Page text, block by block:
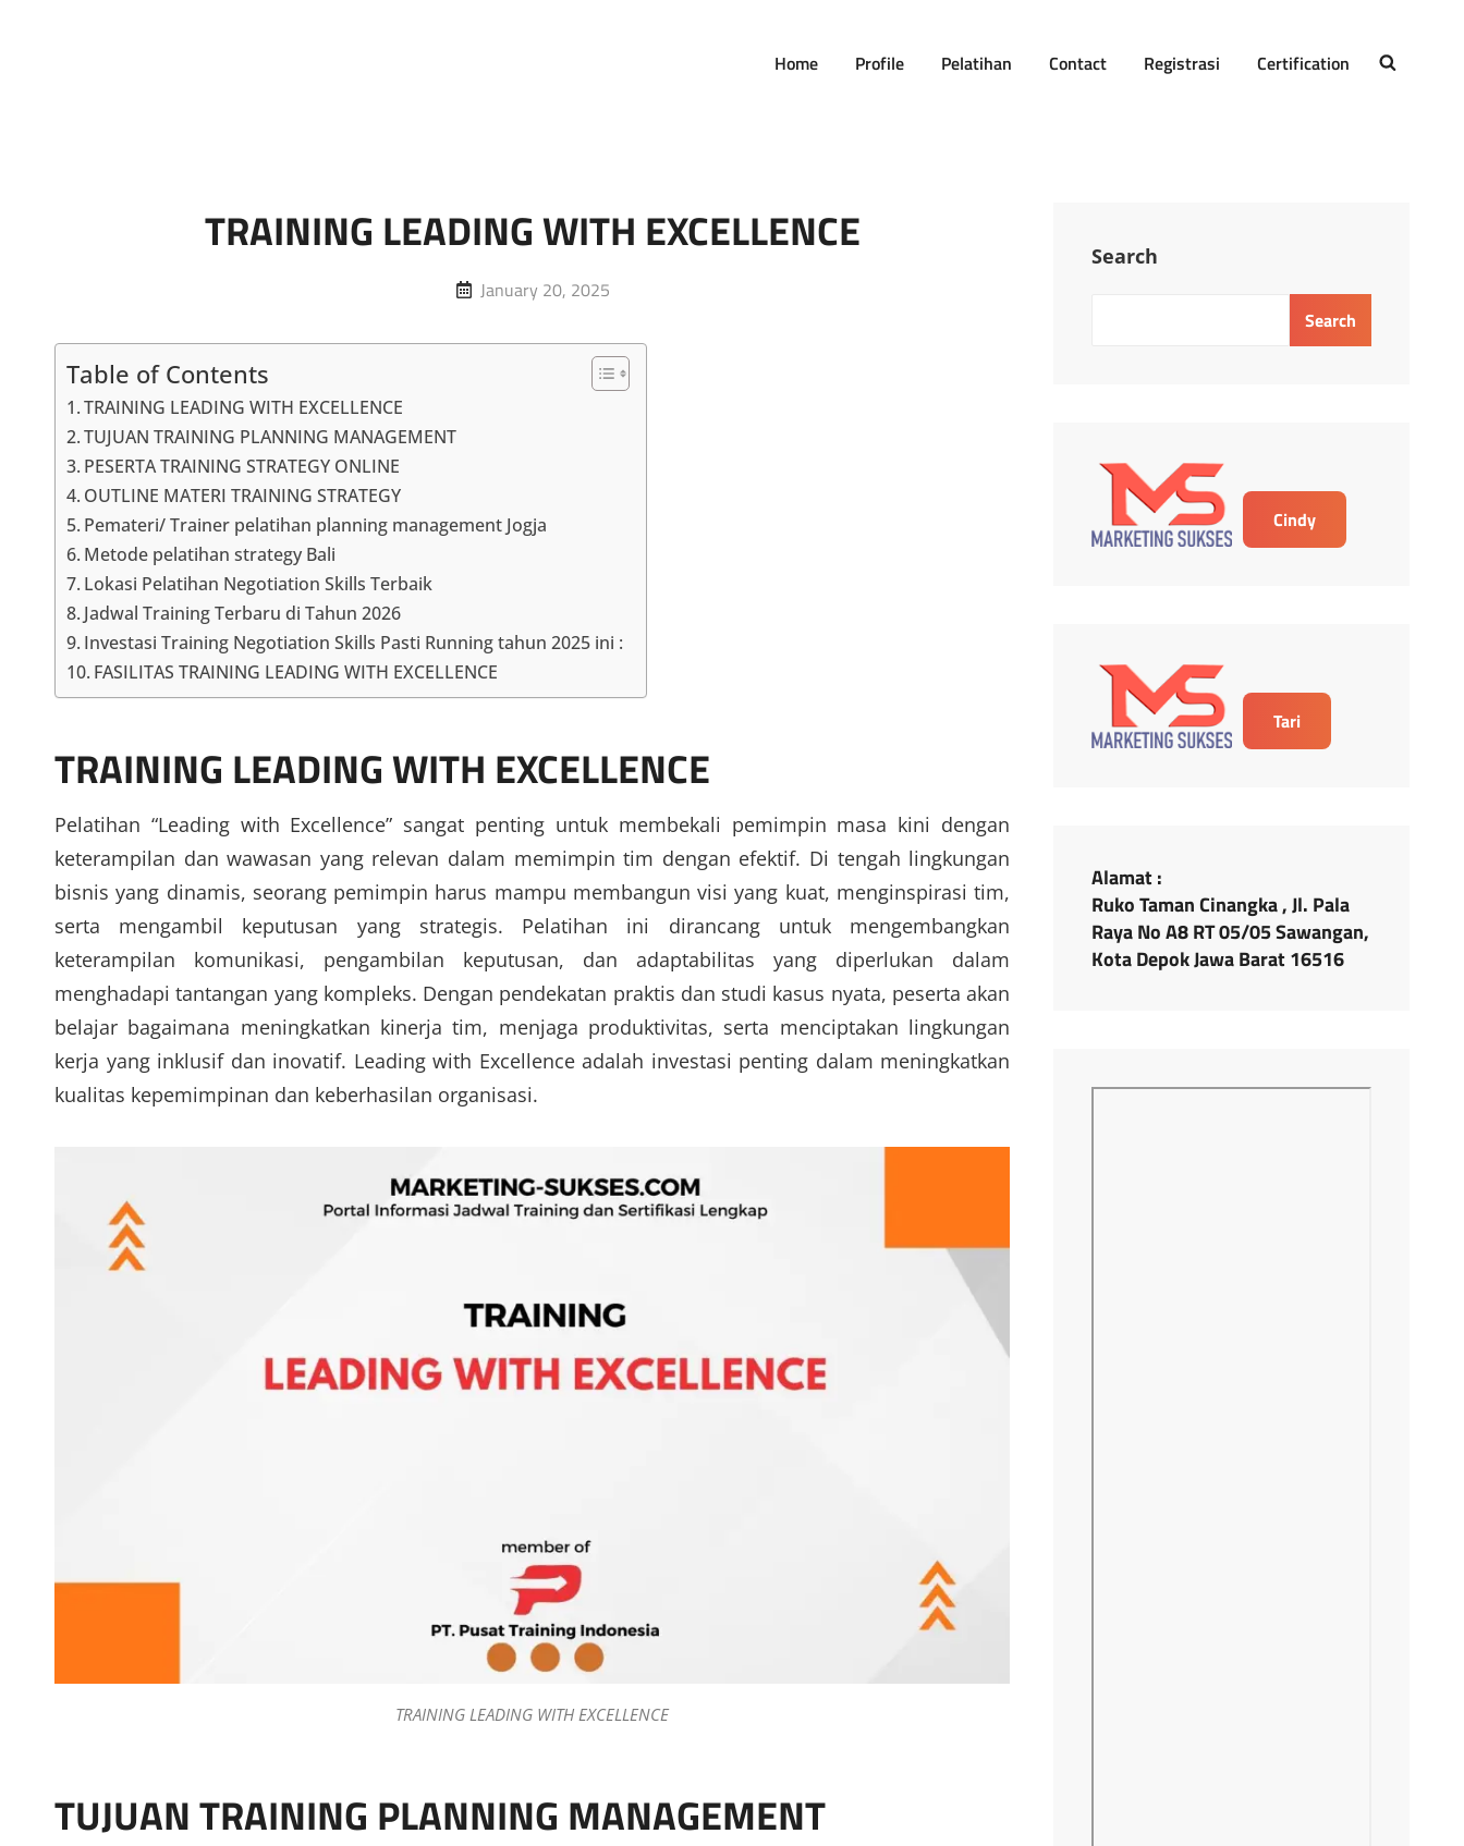
Home Profile Pelatihan Contact Registrasi Certification
TRAINING LEADING WITH EXCELLENCE
Posted
January 20, 2025
Table of Contents
TRAINING LEADING WITH EXCELLENCE
TUJUAN TRAINING PLANNING MANAGEMENT
PESERTA TRAINING STRATEGY ONLINE
OUTLINE MATERI TRAINING STRATEGY
Pemateri/ Trainer pelatihan planning management Jogja
Metode pelatihan strategy Bali
Lokasi Pelatihan Negotiation Skills Terbaik
Jadwal Training Terbaru di Tahun 2026
Investasi Training Negotiation Skills Pasti Running tahun 2025 ini :
FASILITAS TRAINING LEADING WITH EXCELLENCE
TRAINING LEADING WITH EXCELLENCE
Pelatihan “Leading with Excellence” sangat penting untuk membekali pemimpin masa kini dengan
keterampilan dan wawasan yang relevan dalam memimpin tim dengan efektif. Di tengah lingkungan
bisnis yang dinamis, seorang pemimpin harus mampu membangun visi yang kuat, menginspirasi tim,
serta mengambil keputusan yang strategis. Pelatihan ini dirancang untuk mengembangkan
keterampilan komunikasi, pengambilan keputusan, dan adaptabilitas yang diperlukan dalam
menghadapi tantangan yang kompleks. Dengan pendekatan praktis dan studi kasus nyata, peserta akan
belajar bagaimana meningkatkan kinerja tim, menjaga produktivitas, serta menciptakan lingkungan
kerja yang inklusif dan inovatif. Leading with Excellence adalah investasi penting dalam meningkatkan
kualitas kepemimpinan dan keberhasilan organisasi.
TRAINING LEADING WITH EXCELLENCE
TUJUAN TRAINING PLANNING MANAGEMENT
Search
Search
Cindy
Tari
Alamat :
Ruko Taman Cinangka , Jl. Pala
Raya No A8 RT 05/05 Sawangan,
Kota Depok Jawa Barat 16516